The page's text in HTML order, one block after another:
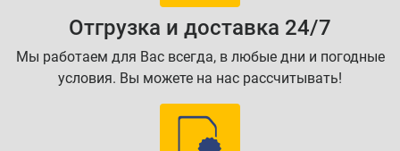
Отгрузка и доставка 24/7
Мы работаем для Вас всегда, в любые дни и погодные
условия. Вы можете на нас рассчитывать!